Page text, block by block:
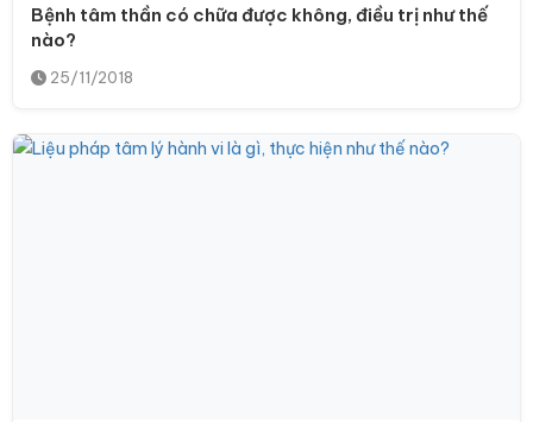
Bệnh tâm thần có chữa được không, điều trị như thế
nào?
25/11/2018